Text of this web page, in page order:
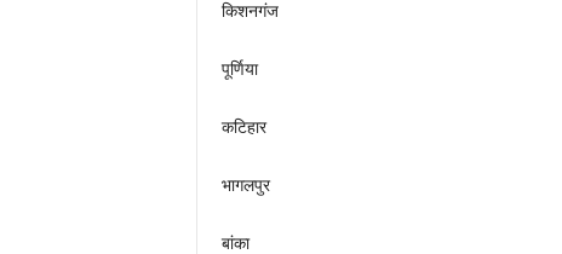
किशनगंज
पूर्णिया
कटिहार
भागलपुर
बांका